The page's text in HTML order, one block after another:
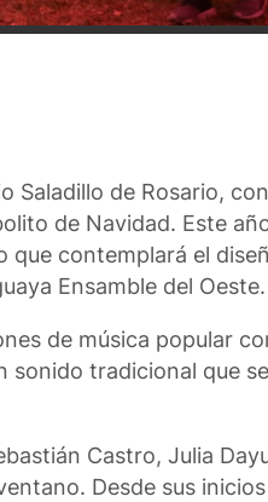
Saladillo de Rosario,
de Navidad. Este
contemplará el
Ensamble del Oeste.
de música popular
tradicional que
Castro, Julia
Desde sus